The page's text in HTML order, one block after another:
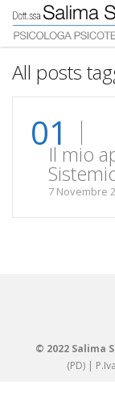
All posts
01Il mio
7 Novembre
© 2022 Salima
(PD) |